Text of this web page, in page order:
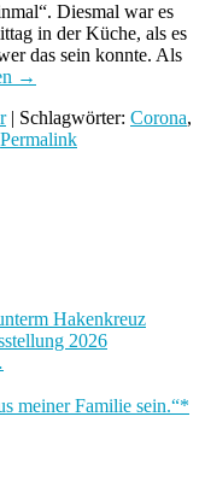
Diesmal war es
in der Küche, als es
das sein konnte. Als
→
| Schlagwörter: Corona,
Permalink
Hakenkreuz
2026
meiner Familie sein.“*